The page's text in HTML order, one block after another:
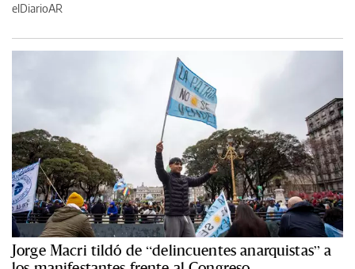
elDiarioAR
Jorge Macri tildó de “delincuentes anarquistas” a